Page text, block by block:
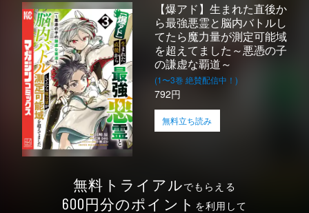
【爆アド】生まれた直後か
ら最強悪霊と脳内バトルし
てたら魔力量が測定可能域
を超えてました～悪憑の子
の謙虚な覇道～
(1〜3巻 絶賛配信中！)
792円
無料立ち読み
無料トライアルでもらえる
600円分のポイント を利用して